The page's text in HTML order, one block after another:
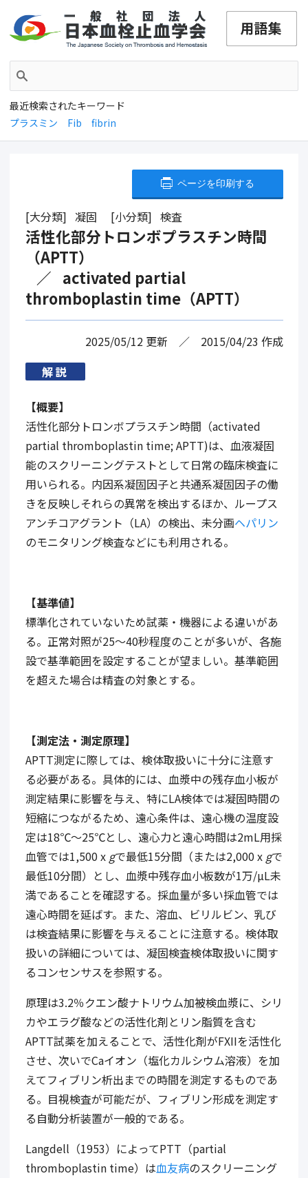
最近検索されたキーワード
プラスミン
Fib fibrin
大分類 凝固 小分類 検査
活性化部分トロンボプラスチン時間
（APTT）
activated partial
thromboplastin time（APTT）
ページを印刷する
2025/05/12 更新 2015/04/23 作成
解説
【概要】
活性化部分トロンボプラスチン時間（activated
partial thromboplastin time; APTT)は、血液凝固
能のスクリーニングテストとして日常の臨床検査に
用いられる。内因系凝固因子と共通系凝固因子の働
きを反映しそれらの異常を検出するほか、ループス
アンチコアグラント（LA）の検出、未分画ヘパリン
のモニタリング検査などにも利用される。
【基準値】
標準化されていないため試薬・機器による違いがあ
る。正常対照が25～40秒程度のことが多いが、各施
設で基準範囲を設定することが望ましい。基準範囲
を超えた場合は精査の対象とする。
【測定法・測定原理】
APTT測定に際しては、検体取扱いに十分に注意す
る必要がある。具体的には、血漿中の残存血小板が
測定結果に影響を与え、特にLA検体では凝固時間の
短縮につながるため、遠心条件は、遠心機の温度設
定は18℃～25℃とし、遠心力と遠心時間は2mL用採
血管では1,500 x gで最低15分間（または2,000 x gで
最低10分間）とし、血漿中残存血小板数が1万/µL未
満であることを確認する。採血量が多い採血管では
遠心時間を延ばす。また、溶血、ビリルビン、乳び
は検査結果に影響を与えることに注意する。検体取
扱いの詳細については、凝固検査検体取扱いに関す
るコンセンサスを参照する。
原理は3.2％クエン酸ナトリウム加被検血漿に、シリ
カやエラグ酸などの活性化剤とリン脂質を含む
APTT試薬を加えることで、活性化剤がFXIIを活性化
させ、次いでCaイオン（塩化カルシウム溶液）を加
えてフィブリン析出までの時間を測定するものであ
る。目視検査が可能だが、フィブリン形成を測定す
る自動分析装置が一般的である。
Langdell （1953）によってPTT （partial
thromboplastin time）は血友病のスクリーニング